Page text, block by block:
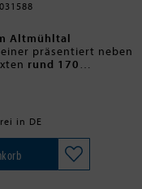
Altmühltal
präsentiert neben
rund 170
entlang
Eichstätt,
und Beilngries
1885 und
Meterspurfahrzeuge
Band
Fotografien aus
Eisenbahngeschichte
in DE